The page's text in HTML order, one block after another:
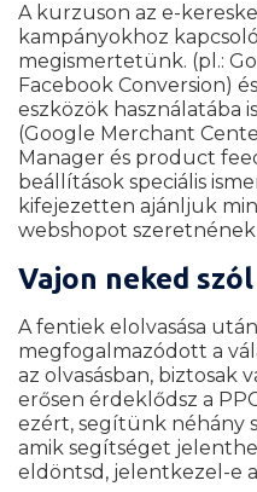
A kurzuson az e-
kampányokhoz
megismertetünk. (pl.:
Facebook Conversion)
eszközök használatába
(Google Merchant
Manager és product
beállítások speciális
kifejezetten ajánljuk
webshopot
Vajon neked
A fentiek elolvasása
megfogalmazódott a
az olvasásban, biztosak
erősen érdeklődsz a
ezért, segítünk néhány
amik segítséget
eldöntsd, jelentkezel-e